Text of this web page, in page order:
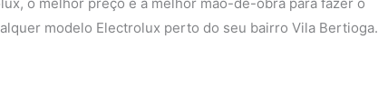
modelo Electrolux perto do seu bairro Vila Bertioga.